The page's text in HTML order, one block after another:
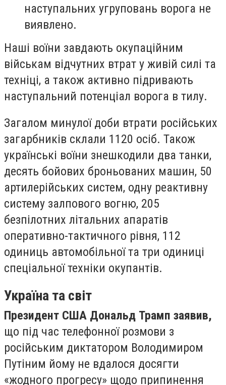
наступальних угруповань ворога не
виявлено.
Наші воїни завдають окупаційним
військам відчутних втрат у живій силі та
техніці, а також активно підривають
наступальний потенціал ворога в тилу.
Загалом минулої доби втрати російських
загарбників склали 1120 осіб. Також
українські воїни знешкодили два танки,
десять бойових броньованих машин, 50
артилерійських систем, одну реактивну
систему залпового вогню, 205
безпілотних літальних апаратів
оперативно-тактичного рівня, 112
одиниць автомобільної та три одиниці
спеціальної техніки окупантів.
Україна та світ
Президент США Дональд Трамп заявив,
що під час телефонної розмови з
російським диктатором Володимиром
Путіним йому не вдалося досягти
«жодного прогресу» щодо припинення